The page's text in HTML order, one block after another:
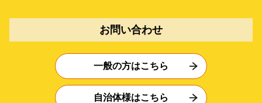
お問い合わせ
一般の方はこちら
自治体様はこちら